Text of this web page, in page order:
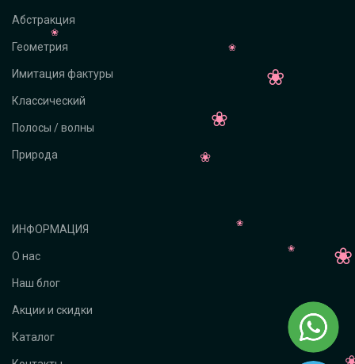
Абстракция
Геометрия
Имитация фактуры
Классический
Полосы / волны
Природа
ИНФОРМАЦИЯ
О нас
Наш блог
Акции и скидки
Каталог